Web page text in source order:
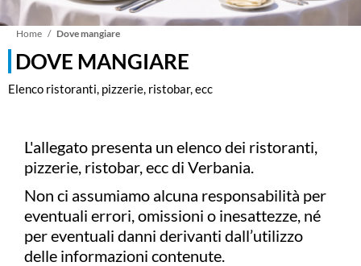
Briciole
di
pane
Home Dove mangiare
DOVE MANGIARE
Elenco ristoranti, pizzerie, ristobar, ecc
L'allegato presenta un elenco dei ristoranti,
pizzerie, ristobar, ecc di Verbania.
Non ci assumiamo alcuna responsabilità per
eventuali errori, omissioni o inesattezze, né
per eventuali danni derivanti dall’utilizzo
delle informazioni contenute.